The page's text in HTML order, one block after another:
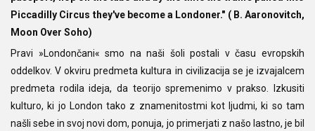
Piccadilly Circus they've become a Londoner." ( B. Aaronovitch,
Moon Over Soho)
Pravi »Londončani« smo na naši šoli postali v času evropskih
oddelkov. V okviru predmeta kultura in civilizacija se je izvajalcem
predmeta rodila ideja, da teorijo spremenimo v prakso. Izkusiti
kulturo, ki jo London tako z znamenitostmi kot ljudmi, ki so tam
našli sebe in svoj novi dom, ponuja, jo primerjati z našo lastno, je bil